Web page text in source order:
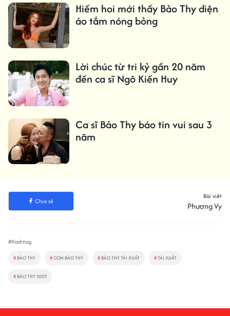
Hiếm hoi mới thấy Bảo Thy diện
áo tắm nóng bỏng
Lời chúc từ tri kỷ gần 20 năm
đến ca sĩ Ngô Kiến Huy
Ca sĩ Bảo Thy báo tin vui sau 3
năm
Chia sẻ
Bài viết
Phương Vy
#Hashtag
# BẢO THY #CON BẢO THY # BẢO THY TÁI XUẤT #TÁI XUẤT
# BẢO THY 2022